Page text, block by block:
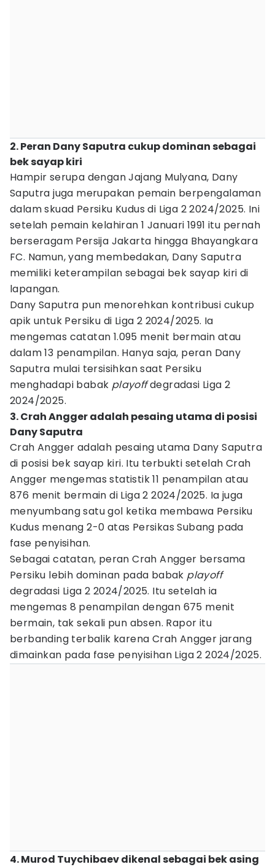
2. Peran Dany Saputra cukup dominan sebagai
bek sayap kiri
Hampir serupa dengan Jajang Mulyana, Dany
Saputra juga merupakan pemain berpengalaman
dalam skuad Persiku Kudus di Liga 2 2024/2025. Ini
setelah pemain kelahiran 1 Januari 1991 itu pernah
berseragam Persija Jakarta hingga Bhayangkara
FC. Namun, yang membedakan, Dany Saputra
memiliki keterampilan sebagai bek sayap kiri di
lapangan.
Dany Saputra pun menorehkan kontribusi cukup
apik untuk Persiku di Liga 2 2024/2025. Ia
mengemas catatan 1.095 menit bermain atau
dalam 13 penampilan. Hanya saja, peran Dany
Saputra mulai tersisihkan saat Persiku
menghadapi babak playoffdegradasi Liga 2
2024/2025.
3. Crah Angger adalah pesaing utama di posisi
Dany Saputra
Crah Angger adalah pesaing utama Dany Saputra
di posisi bek sayap kiri. Itu terbukti setelah Crah
Angger mengemas statistik 11 penampilan atau
876 menit bermain di Liga 2 2024/2025. Ia juga
menyumbang satu gol ketika membawa Persiku
Kudus menang 2-0 atas Persikas Subang pada
fase penyisihan.
Sebagai catatan, peran Crah Angger bersama
Persiku lebih dominan pada babak playoff
degradasi Liga 2 2024/2025. Itu setelah ia
mengemas 8 penampilan dengan 675 menit
bermain, tak sekali pun absen. Rapor itu
berbanding terbalik karena Crah Angger jarang
dimainkan pada fase penyisihan Liga 2 2024/2025.
4. Murod Tuychibaev dikenal sebagai bek asing